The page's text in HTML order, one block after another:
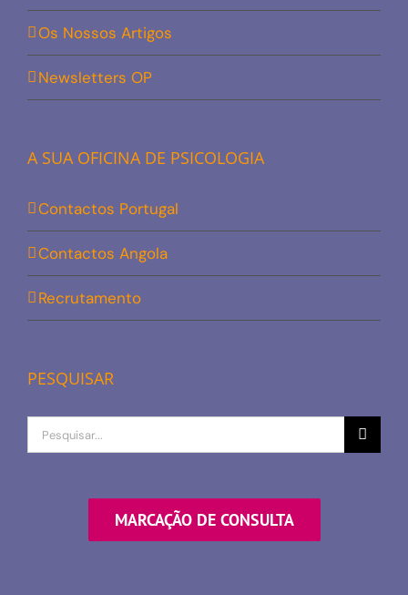
Os Nossos Artigos
Newsletters OP
A SUA OFICINA DE PSICOLOGIA
Contactos Portugal
Contactos Angola
Recrutamento
PESQUISAR
Procurar
por
MARCAÇÃO DE CONSULTA